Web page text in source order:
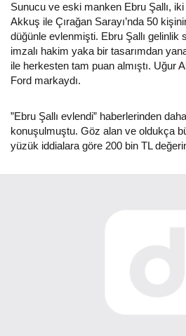
Sunucu ve eski manken Ebru Şallı, iki
Akkuş ile Çırağan Sarayı’nda 50
düğünle evlenmişti. Ebru Şallı gelinlik
imzalı hakim yaka bir tasarımdan
ile herkesten tam puan almıştı. Uğur
Ford markaydı.
”Ebru Şallı evlendi” haberlerinden
konuşulmuştu. Göz alan ve oldukça
yüzük iddialara göre 200 bin TL